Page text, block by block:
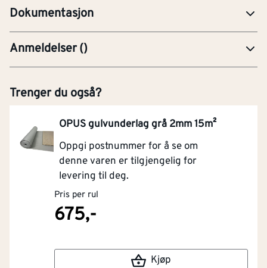
Dokumentasjon
Anmeldelser()
Trenger du også?
OPUS gulvunderlag grå 2mm 15m²
Oppgi postnummer for å se om
denne varen er tilgjengelig for
levering til deg.
Pris per rul
675,-
Kjøp